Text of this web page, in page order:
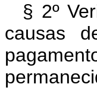
§ 2º
causas